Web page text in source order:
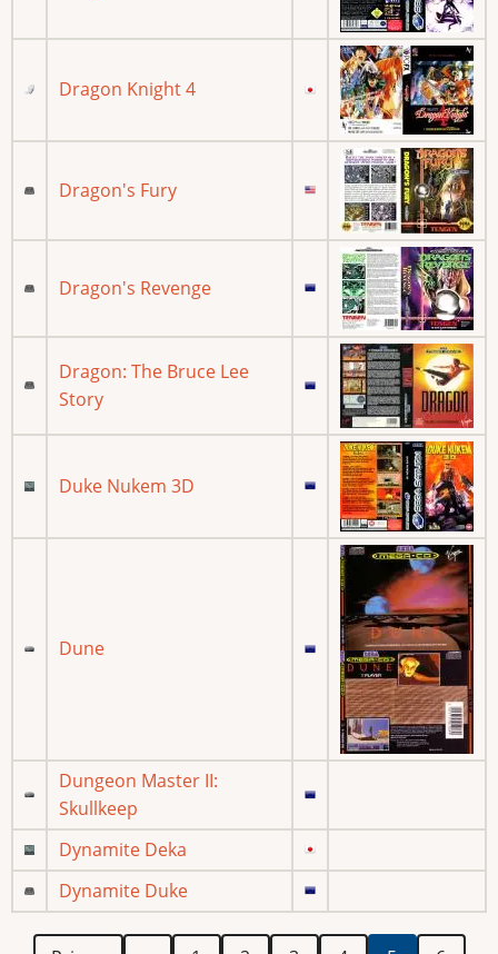
Dragon Knight 4
Dragon's Fury
Dragon's Revenge
Dragon: The Bruce Lee
Story
Duke Nukem 3D
Dune
Dungeon Master II:
Skullkeep
Dynamite Deka
Dynamite Duke
Paginación